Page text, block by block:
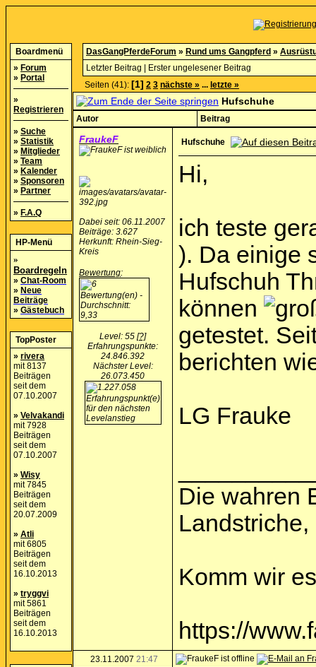
Boardmenü
» Forum
» Portal
»
Registrieren
» Suche
» Statistik
» Mitglieder
» Team
» Kalender
» Sponsoren
» Partner
» F.A.Q
HP-Menü
»
Boardregeln
» Chat-Room
» Neue
Beiträge
» Gästebuch
TopPoster
» rivera
mit 8137
Beiträgen
seit dem
07.10.2007
» Velvakandi
mit 7928
Beiträgen
seit dem
07.10.2007
» Wisy
mit 7845
Beiträgen
seit dem
20.07.2009
» Atli
mit 6805
Beiträgen
seit dem
16.10.2013
» tryggvi
mit 5861
Beiträgen
seit dem
16.10.2013
DasGangPferdeForum » Rund ums Gangpferd »
Letzter Beitrag
Erster ungelesener Beitrag
Seiten (41): [1] 2 3 nächste » ... letzte »
Hufschuhe
Autor Beitrag
FraukeF
Dabei seit: 06.11.2007
Beiträge: 3.627
Herkunft: Rhein-Sieg-
Kreis
Bewertung:
Level: 55 [?]
Erfahrungspunkte:
24.846.392
Nächster Level:
26.073.450
Hufschuhe
Hi,
ich teste
). Da einige
Hufschuh
können
getestet.
berichten
LG Frauke
Die wahren
Komm wir
https://
23.11.2007 21:47